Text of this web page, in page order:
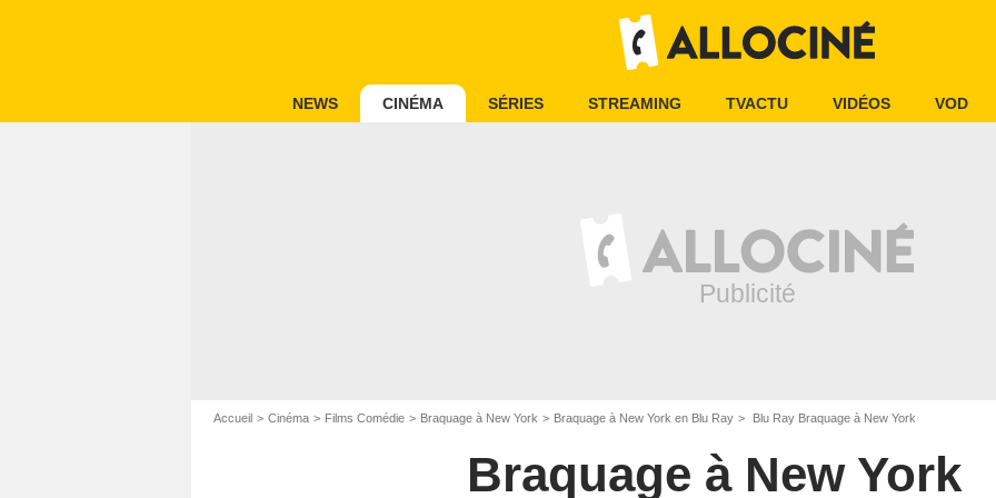
NEWS CINÉMA SÉRIES STREAMING TVACTU VIDÉOS VOD
Accueil Cinéma Films Comédie Braquage à New York Braquage à New York en Blu Ray Blu Ray Braquage à New York
Braquage à New York